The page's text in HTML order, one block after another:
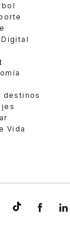
destinos
Vida
expansionmx